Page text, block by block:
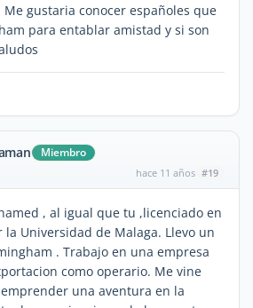
gustaria conocer españoles que
para entablar amistad y si son
Miembro
hace 11 años #19
, al igual que tu ,licenciado en
la Universidad de Malaga. Llevo un
. Trabajo en una empresa
como operario. Me vine
una aventura en la